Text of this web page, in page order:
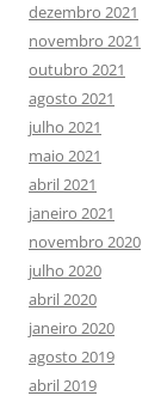
dezembro 2021
novembro 2021
outubro 2021
agosto 2021
julho 2021
maio 2021
abril 2021
janeiro 2021
novembro 2020
julho 2020
abril 2020
janeiro 2020
agosto 2019
abril 2019